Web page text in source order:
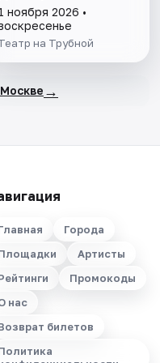
ноября 2026 •
на Трубной
→
Города
Артисты
Промокоды
нас
билетов